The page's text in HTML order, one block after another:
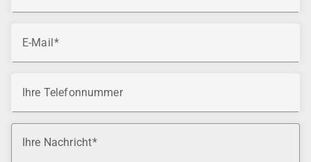
E-Mail
Ihre Telefonnummer
Ihre Nachricht